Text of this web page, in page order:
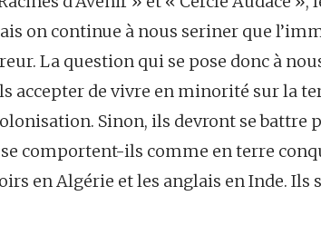
on continue à nous seriner que
La question qui se pose donc à
accepter de vivre en minorité sur la
Sinon, ils devront se
comportent-ils comme en terre
en Algérie et les anglais en Inde.